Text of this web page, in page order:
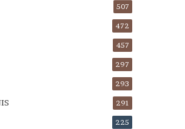
507
472
457
297
293
291
225